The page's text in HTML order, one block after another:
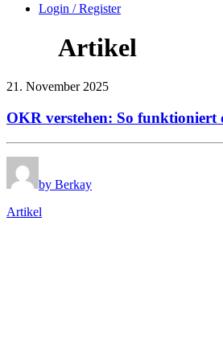
Login / Register
Artikel
21. November 2025
OKR verstehen: So funktioniert
by Berkay
Artikel